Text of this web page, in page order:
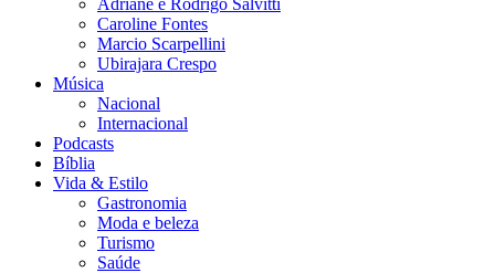
Adriane e Rodrigo Salvitti
Caroline Fontes
Marcio Scarpellini
Ubirajara Crespo
Música
Nacional
Internacional
Podcasts
Bíblia
Vida & Estilo
Gastronomia
Moda e beleza
Turismo
Saúde